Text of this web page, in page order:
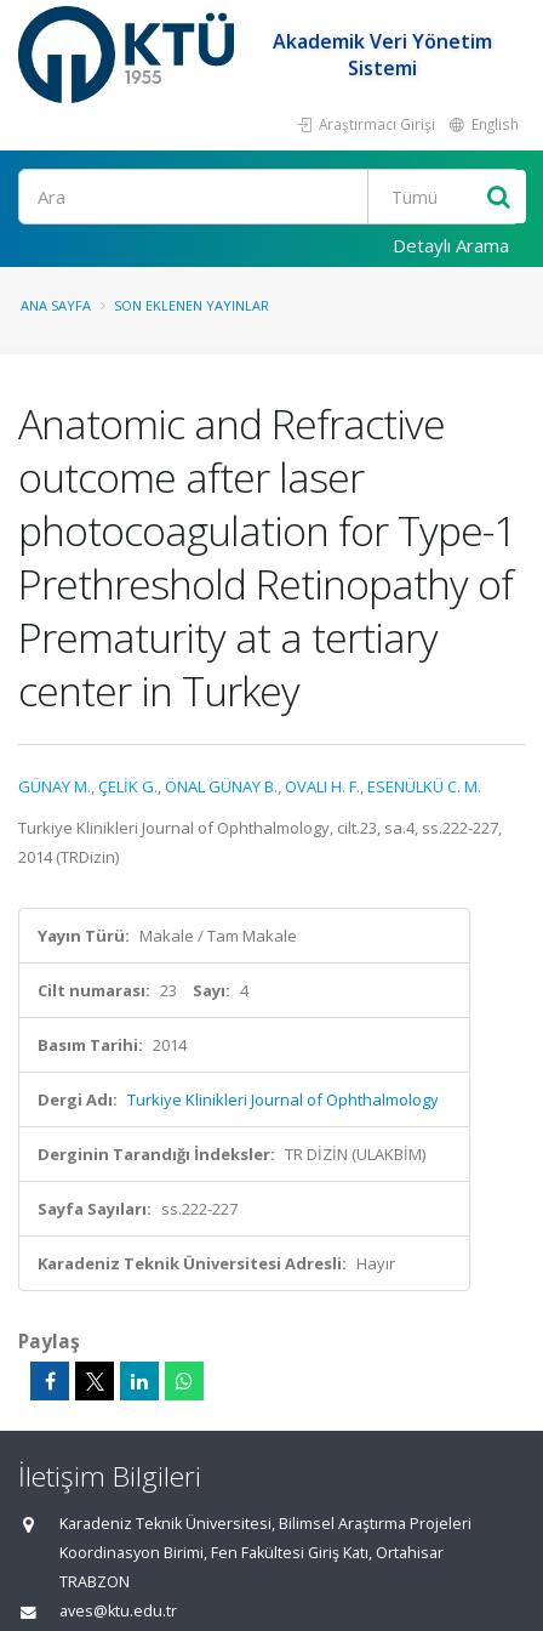
Akademik Veri Yönetim
Sistemi
Araştırmacı Girişi English
Ara
Detaylı Arama
ANA SAYFA SON EKLENEN YAYINLAR
Anatomic and Refractive
outcome after laser
photocoagulation for Type-1
Prethreshold Retinopathy of
Prematurity at a tertiary
center in Turkey
GÜNAY M.,ÇELİK G.,ÖNAL GÜNAY B.,OVALI H. F.,ESENÜLKÜ C. M.
Turkiye Klinikleri Journal of Ophthalmology, cilt.23, sa.4, ss.222-227,
2014 (TRDizin)
Yayın Türü: Makale / Tam Makale
Cilt numarası: 23 Sayı: 4
Basım Tarihi: 2014
Dergi Adı: Turkiye Klinikleri Journal of Ophthalmology
Derginin Tarandığı İndeksler: TR DİZİN (ULAKBİM)
Sayfa Sayıları: ss.222-227
Karadeniz Teknik Üniversitesi Adresli: Hayır
Paylaş
İletişim Bilgileri
Karadeniz Teknik Üniversitesi, Bilimsel Araştırma Projeleri
Koordinasyon Birimi, Fen Fakültesi Giriş Katı, Ortahisar
TRABZON
aves@ktu.edu.tr